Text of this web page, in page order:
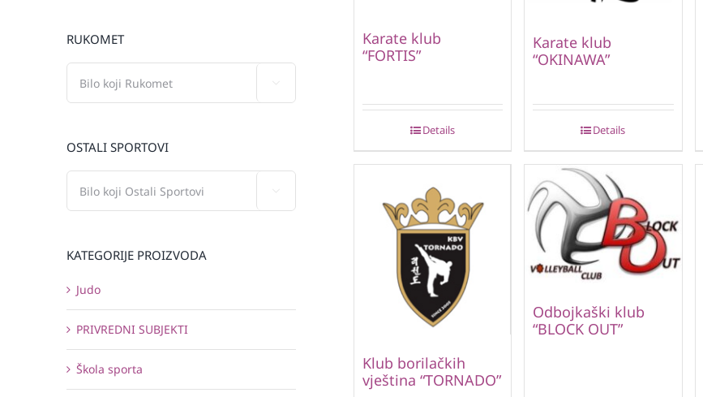
Karate klub
“FORTIS”
Details
Karate klub
“OKINAWA”
Details
Klub borilačkih
vještina “TORNADO”
Odbojkaški klub
“BLOCK OUT”
RUKOMET
OSTALI SPORTOVI
KATEGORIJE PROIZVODA
Judo
PRIVREDNI SUBJEKTI
Škola sporta